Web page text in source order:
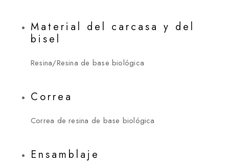
Material del carcasa y del
bisel
Resina/Resina de base biológica
Correa
Correa de resina de base biológica
Ensamblaje